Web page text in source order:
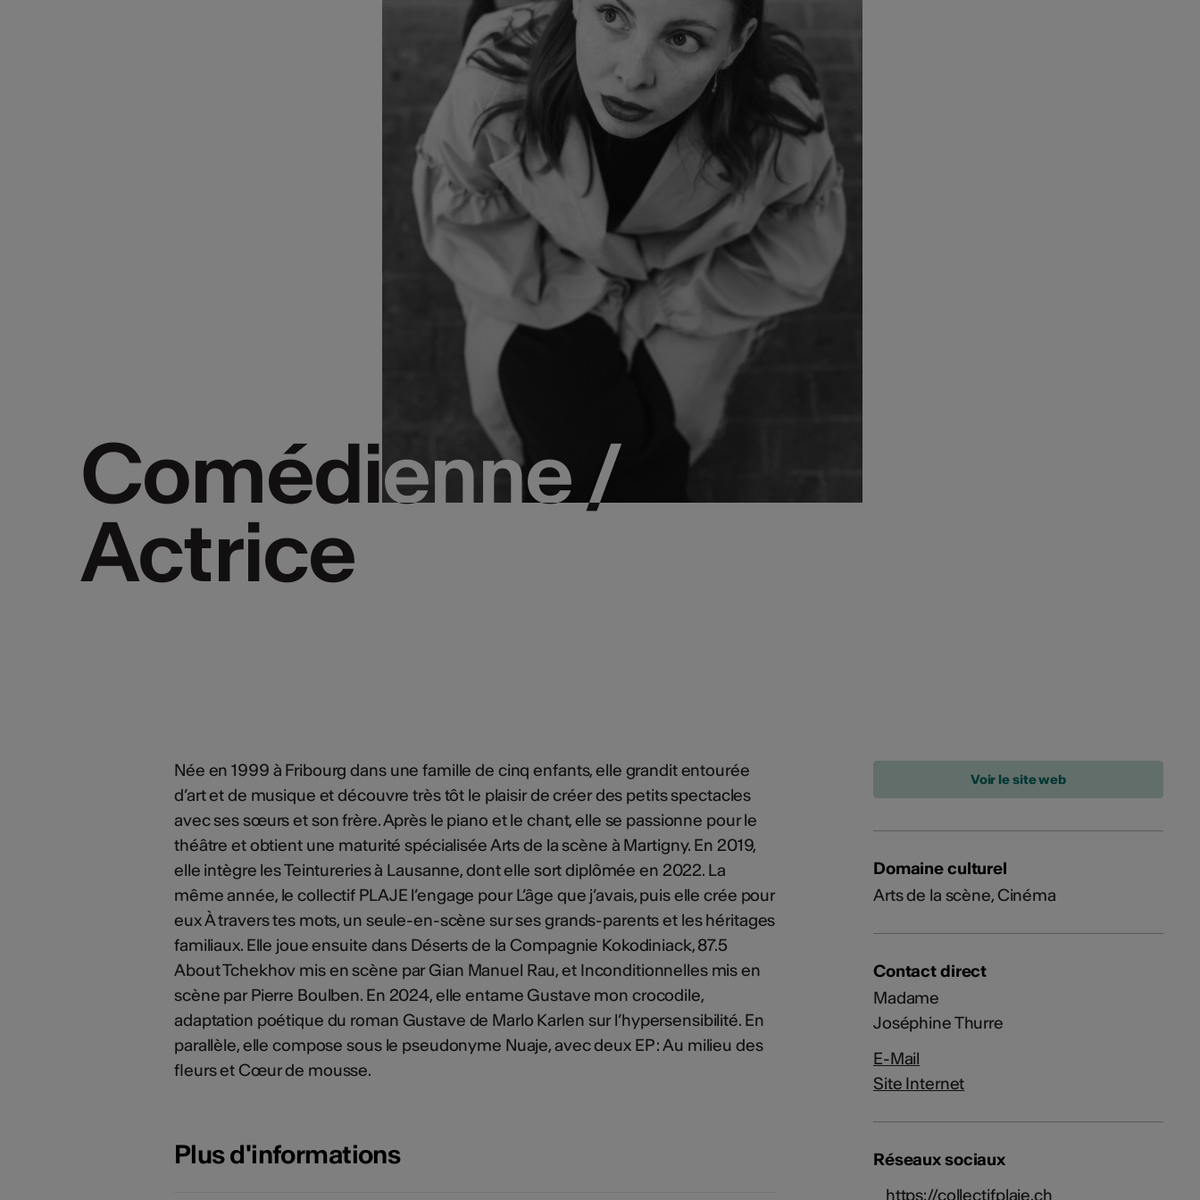
Comédienne /
Actrice
Comédienne /
Actrice
Née en 1999 à Fribourg dans une famille de cinq enfants, elle grandit entourée
d’art et de musique et découvre très tôt le plaisir de créer des petits spectacles
avec ses sœurs et son frère. Après le piano et le chant, elle se passionne pour le
théâtre et obtient une maturité spécialisée Arts de la scène à Martigny. En 2019,
elle intègre les Teintureries à Lausanne, dont elle sort diplômée en 2022. La
même année, le collectif PLAJE l’engage pour L’âge que j’avais, puis elle crée pour
eux À travers tes mots, un seule-en-scène sur ses grands-parents et les héritages
familiaux. Elle joue ensuite dans Déserts de la Compagnie Kokodiniack, 87.5
About Tchekhov mis en scène par Gian Manuel Rau, et Inconditionnelles mis en
scène par Pierre Boulben. En 2024, elle entame Gustave mon crocodile,
adaptation poétique du roman Gustave de Marlo Karlen sur l’hypersensibilité. En
parallèle, elle compose sous le pseudonyme Nuaje, avec deux EP : Au milieu des
fleurs et Cœur de mousse.
Plus d'informations
Domaine culturel
Arts de la scène, Cinéma
Contact direct
Madame
Joséphine Thurre
E-Mail
Site Internet
Réseaux sociaux
https://collectifplaje.ch